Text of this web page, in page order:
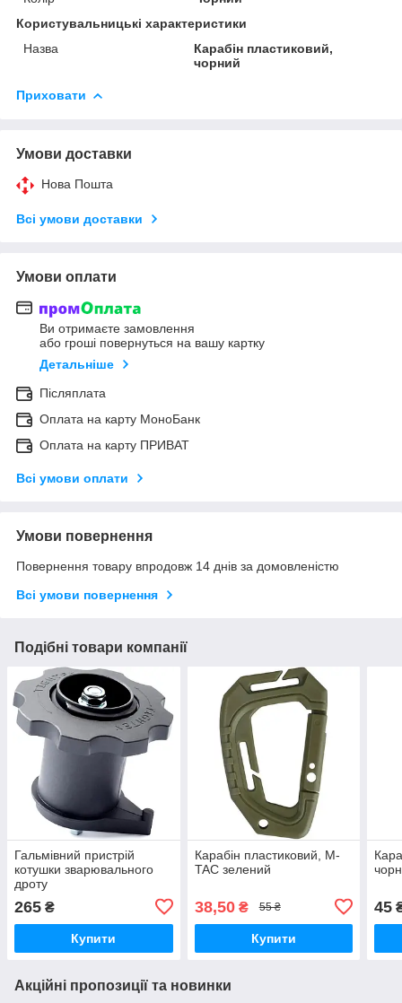
Користувальницькі характеристики
Назва
Карабін пластиковий,
чорний
Приховати
Умови доставки
Нова Пошта
Всі умови доставки
Умови оплати
Ви отримаєте замовлення
або гроші повернуться на вашу картку
Детальніше
Післяплата
Оплата на карту МоноБанк
Оплата на карту ПРИВАТ
Всі умови оплати
Умови повернення
Повернення товару впродовж 14 днів за домовленістю
Всі умови повернення
Подібні товари компанії
Гальмівний пристрій
котушки зварювального
дроту
265 ₴
Купити
Карабін пластиковий, M-
TAC зелений
38,50₴ 55 ₴
Купити
45
Акційні пропозиції та новинки